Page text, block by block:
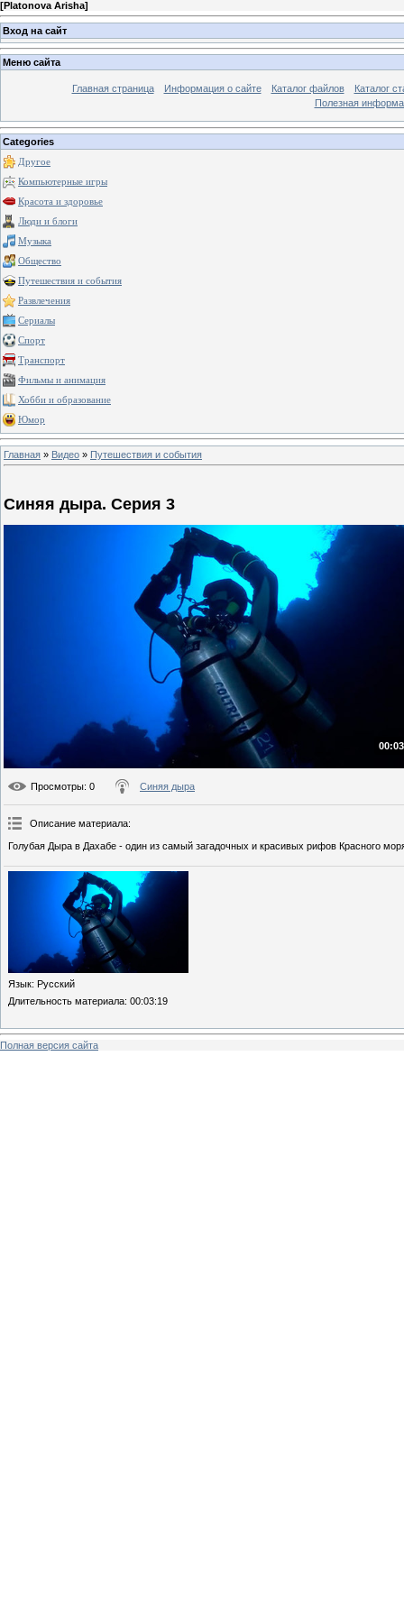
[Platonova Arisha]
Вход на сайт
Меню сайта
Главная страница Информация о сайте Каталог файлов
Каталог
Полезная
Categories
Другое
Компьютерные игры
Красота и здоровье
Люди и блоги
Музыка
Общество
Путешествия и события
Развлечения
Сериалы
Спорт
Транспорт
Фильмы и анимация
Хобби и образование
Юмор
Главная » Видео » Путешествия и события
Синяя дыра. Серия 3
Просмотры: 0 Синяя дыра
Описание материала:
Голубая Дыра в Дахабе - один из самый загадочных и красивых рифов Красного
Язык: Русский
Длительность материала: 00:03:19
Полная версия сайта